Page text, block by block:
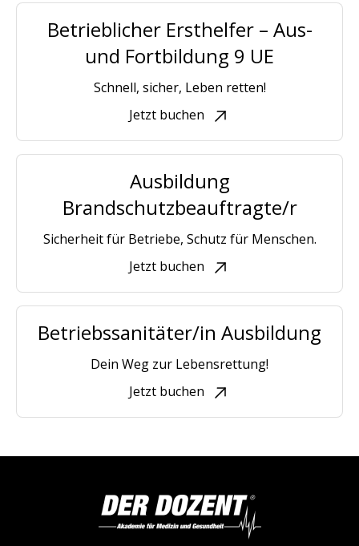
Betrieblicher Ersthelfer – Aus-
und Fortbildung 9 UE
Schnell, sicher, Leben retten!
Jetzt buchen
Ausbildung
Brandschutzbeauftragte/r
Sicherheit für Betriebe, Schutz für Menschen.
Jetzt buchen
Betriebssanitäter/in Ausbildung
Dein Weg zur Lebensrettung!
Jetzt buchen